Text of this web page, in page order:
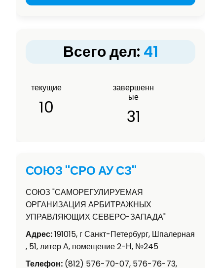
Всего дел: 41
текущие
10
завершенн
ые
31
СОЮЗ "СРО АУ СЗ"
СОЮЗ "САМОРЕГУЛИРУЕМАЯ
ОРГАНИЗАЦИЯ АРБИТРАЖНЫХ
УПРАВЛЯЮЩИХ СЕВЕРО-ЗАПАДА"
Адрес:191015, г Санкт-Петербург, Шпалерная
, 51, литер А, помещение 2-Н, №245
Телефон: (812) 576-70-07, 576-76-73,